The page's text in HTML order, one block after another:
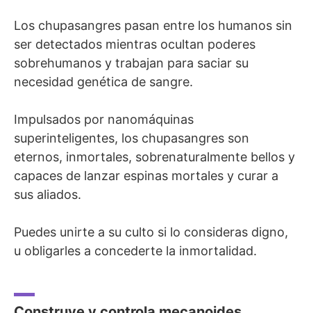
Los chupasangres pasan entre los humanos sin
ser detectados mientras ocultan poderes
sobrehumanos y trabajan para saciar su
necesidad genética de sangre.
Impulsados por nanomáquinas
superinteligentes, los chupasangres son
eternos, inmortales, sobrenaturalmente bellos y
capaces de lanzar espinas mortales y curar a
sus aliados.
Puedes unirte a su culto si lo consideras digno,
u obligarles a concederte la inmortalidad.